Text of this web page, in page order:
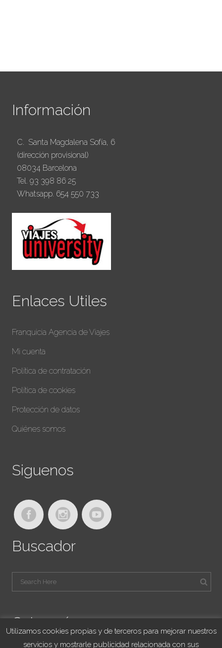
Información
C. Santa Magdalena Sofía, 6
(dirección provisional)
08034 Barcelona
Tel. 93 398 86 25
Whatsapp. 654 550 733
Enlaces Utiles
Franquicia Agencia de Viajes
Mi cuenta
Política de contratación
Política de cookies
Protección de datos
Quiénes somos
Siguenos
Buscador
Categorías
Utilizamos cookies propias y de terceros para mejorar nuestros
servicios y mostrarle publicidad relacionada con sus